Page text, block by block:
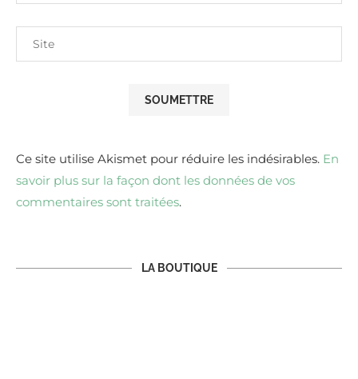
Ce site utilise Akismet pour réduire les indésirables. En
savoir plus sur la façon dont les données de vos
commentaires sont traitées.
LA BOUTIQUE